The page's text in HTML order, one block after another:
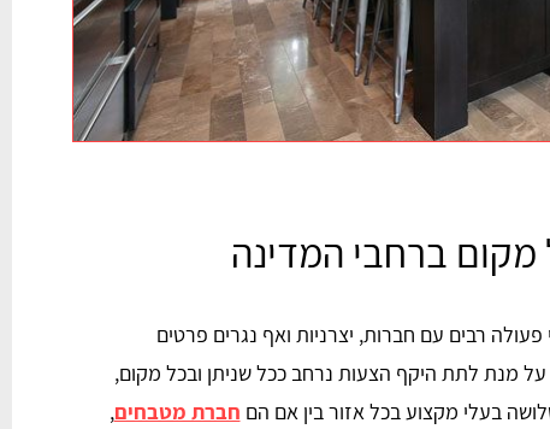
מקום ברחבי המדינה
רבים עם חברות, יצרניות ואף נגרים פרטים
על מנת לתת היקף הצעות נרחב ככל שניתן ובכל מקום,
בעלי מקצוע בכל אזור בין אם הם חברת מטבחים,